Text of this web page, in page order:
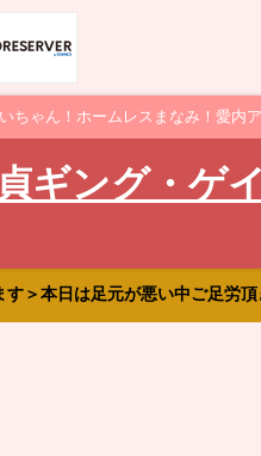
ゃん！ホームレスまなみ！愛内
ギング・ゲ
＞本日は足元が悪い中ご足労頂